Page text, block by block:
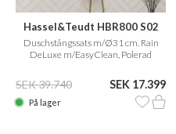
Hassel&Teudt HBR800 S02
Duschstångssats m/Ø31 cm. Rain
DeLuxe m/EasyClean, Polerad
SEK 39.740 SEK 17.399
På lager